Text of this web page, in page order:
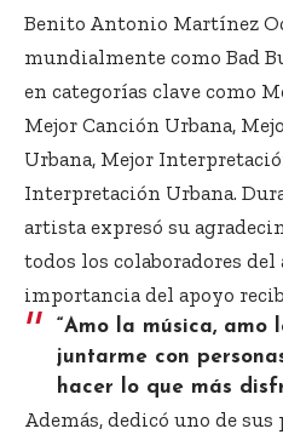
Benito Antonio Martínez
mundialmente como Bad
en categorías clave como
Mejor Canción Urbana,
Urbana, Mejor
Interpretación Urbana.
artista expresó su
todos los colaboradores
importancia del apoyo
“Amo la música, amo
juntarme con
hacer lo que más
Además, dedicó uno de